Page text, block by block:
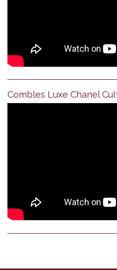
Combles Luxe Chanel